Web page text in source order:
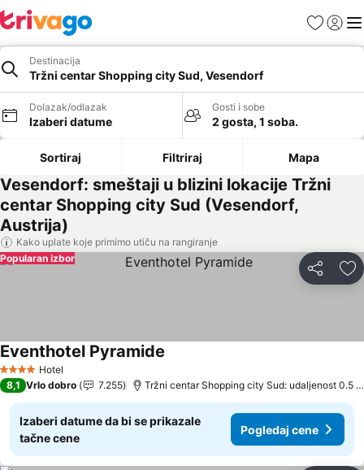
FavoritiPrijavi
Destinacija
Tržni centar Shopping city Sud, Vesendorf
Dolazak/odlazak
Izaberi datume
Gosti i sobe
2 gosta, 1 soba.
Sortiraj Filtriraj Mapa
Vesendorf: smeštaji u blizini lokacije Tržni
centar Shopping city Sud (Vesendorf,
Austrija)
Kako uplate koje primimo utiču na rangiranje
Deli
Popularan izbor
4 ZvezdiceHotel
Eventhotel Pyramide
8,1 Vrlo dobro 7.255 Tržni centar Shopping city Sud: udaljenost 0.5 km
Izaberi datume da bi se prikazale
tačne cene
Pogledaj cene